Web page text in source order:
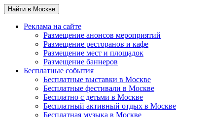
Найти в Москве
Реклама на сайте
Размещение анонсов мероприятий
Размещение ресторанов и кафе
Размещение мест и площадок
Размещение баннеров
Бесплатные события
Бесплатные выставки в Москве
Бесплатные фестивали в Москве
Бесплатно с детьми в Москве
Бесплатный активный отдых в Москве
Бесплатная музыка в Москве